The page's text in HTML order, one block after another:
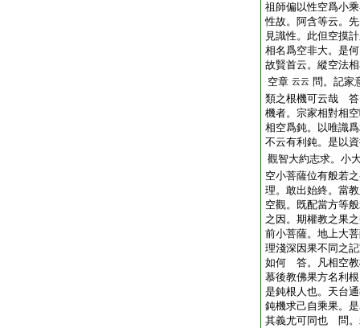
祖師偏以性空爲小
性故。阿含等云。
見識性。此但空摸
相名爲空非大。是
故賢首云。縱空法
空章 云云 問。記家
類之根機可云哉 答
機者。宗家相對相
相空爲鈍。以唯識
不云有利鈍。是以
觀智大約志求。小
空小菩薩位有般若
理。敢出始終。當
空觀。既配當方等
之因。期權教之果
前小菩薩。地上大
理淺深因果不同之
如何 答。凡相空教
慕後教佛果方名利
是鈍根人也。天台
鈍機求己自乘果。
其義尤可同也 問。